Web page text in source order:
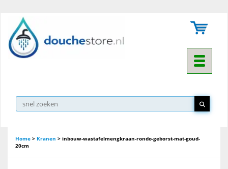
Toggle
Home > Kranen > inbouw-wastafelmengkraan-rondo-geborst-mat-goud-
20cm